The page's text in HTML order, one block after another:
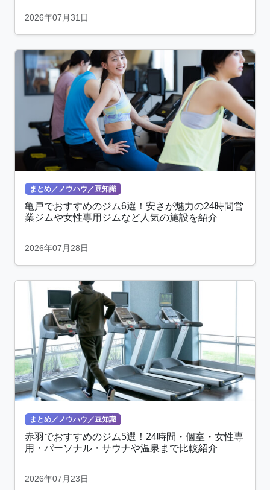
2026年07月31日
まとめ／ノウハウ／豆知識
亀戸でおすすめのジム6選！安さが魅力の24時間営
業ジムや女性専用ジムなど人気の施設を紹介
2026年07月28日
まとめ／ノウハウ／豆知識
赤羽でおすすめのジム5選！24時間・個室・女性専
用・パーソナル・サウナや温泉まで比較紹介
2026年07月23日